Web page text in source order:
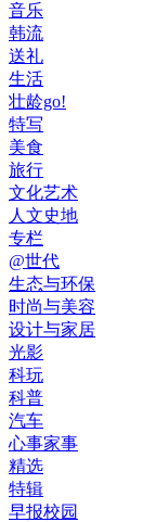
音乐
韩流
送礼
生活
壮龄go!
特写
美食
旅行
文化艺术
人文史地
专栏
@世代
生态与环保
时尚与美容
设计与家居
光影
科玩
科普
汽车
心事家事
精选
特辑
早报校园